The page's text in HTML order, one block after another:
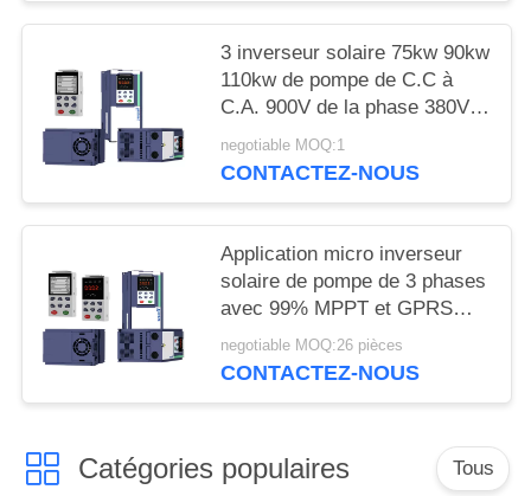
3 inverseur solaire 75kw 90kw
110kw de pompe de C.C à
C.A. 900V de la phase 380V
avec MPPT
negotiable MOQ:1
CONTACTEZ-NOUS
Application micro inverseur
solaire de pompe de 3 phases
avec 99% MPPT et GPRS
efficaces
negotiable MOQ:26 pièces
CONTACTEZ-NOUS
Catégories populaires Tous